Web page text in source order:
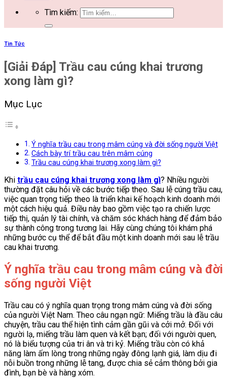
Tìm kiếm:
Tin Tức
[Giải Đáp] Trầu cau cúng khai trương
xong làm gì?
Mục Lục
Ý nghĩa trầu cau trong mâm cúng và đời sống người Việt
Cách bày trí trầu cau trên mâm cúng
Trầu cau cúng khai trương xong làm gì?
Khi trầu cau cúng khai trương xong làm gì? Nhiều người
thường đặt câu hỏi về các bước tiếp theo. Sau lễ cúng trầu cau,
việc quan trọng tiếp theo là triển khai kế hoạch kinh doanh mới
một cách hiệu quả. Điều này bao gồm việc tạo ra chiến lược
tiếp thị, quản lý tài chính, và chăm sóc khách hàng để đảm bảo
sự thành công trong tương lai. Hãy cùng chúng tôi khám phá
những bước cụ thể để bắt đầu một kinh doanh mới sau lễ trầu
cau khai trương.
Ý nghĩa trầu cau trong mâm cúng và đời
sống người Việt
Trầu cau có ý nghĩa quan trọng trong mâm cúng và đời sống
của người Việt Nam. Theo câu ngạn ngữ: Miếng trầu là đầu câu
chuyện, trầu cau thể hiện tình cảm gần gũi và cởi mở. Đối với
người lạ, miếng trầu làm quen và kết bạn; đối với người quen,
nó là biểu tượng của tri ân và tri kỷ. Miếng trầu còn có khả
năng làm ấm lòng trong những ngày đông lạnh giá, làm dịu đi
nỗi buồn trong những lễ tang, được chia sẻ cảm thông bởi gia
đình, bạn bè và hàng xóm.